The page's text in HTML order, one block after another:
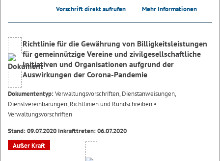
Vorschrift direkt aufrufen Mehr Informationen
Richtlinie für die Gewährung von Billigkeitsleistungen
für gemeinnützige Vereine und zivilgesellschaftliche
Initiativen und Organisationen aufgrund der
Auswirkungen der Corona-Pandemie
Dokumententyp:Verwaltungsvorschriften, Dienstanweisungen,
Dienstvereinbarungen, Richtlinien und Rundschreiben •
Verwaltungsvorschriften
Stand: 09.07.2020 Inkrafttreten: 06.07.2020
Außer Kraft